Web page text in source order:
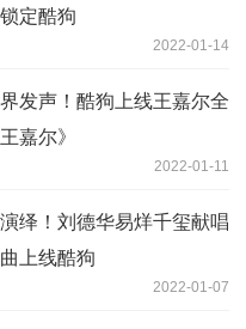
定酷狗
2022-01-14
发声！酷狗上线王嘉尔全
嘉尔》
2022-01-11
绎！刘德华易烊千玺献唱
上线酷狗
2022-01-07